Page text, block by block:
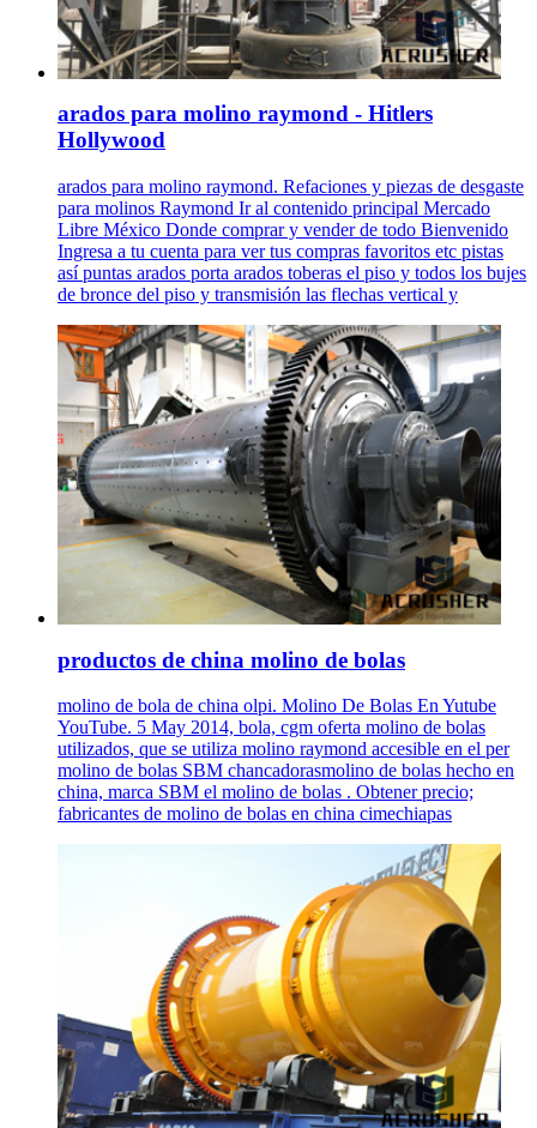
arados para molino raymond - Hitlers
Hollywood
arados para molino raymond. Refaciones y piezas de desgaste
para molinos Raymond Ir al contenido principal Mercado
Libre México Donde comprar y vender de todo Bienvenido
Ingresa a tu cuenta para ver tus compras favoritos etc pistas
así puntas arados porta arados toberas el piso y todos los bujes
de bronce del piso y transmisión las flechas vertical y
productos de china molino de bolas
molino de bola de china olpi. Molino De Bolas En Yutube
YouTube. 5 May 2014, bola, cgm oferta molino de bolas
utilizados, que se utiliza molino raymond accesible en el per
molino de bolas SBM chancadorasmolino de bolas hecho en
china, marca SBM el molino de bolas . Obtener precio;
fabricantes de molino de bolas en china cimechiapas